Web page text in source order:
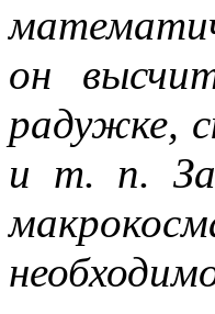
он
радужке,
и т. п. За